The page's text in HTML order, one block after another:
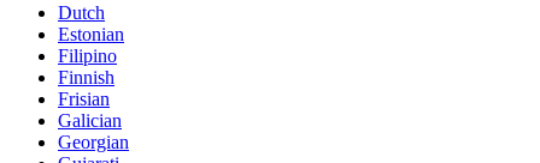
Dutch
Estonian
Filipino
Finnish
Frisian
Galician
Georgian